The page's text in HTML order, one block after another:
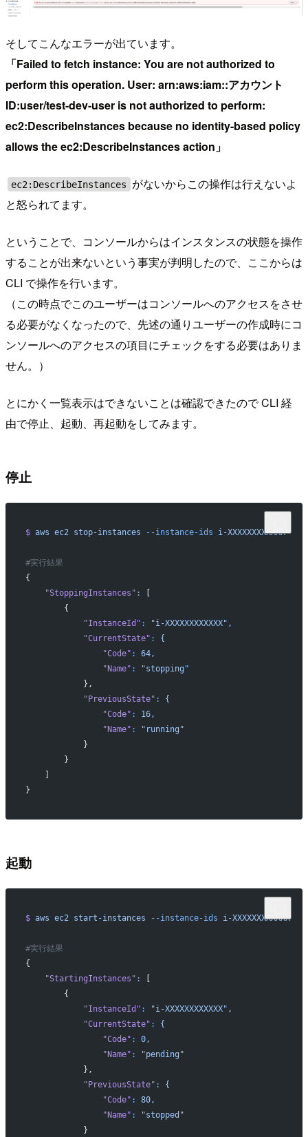
そしてこんなエラーが出ています。
「Failed to fetch instance: You are not authorized to
perform this operation. User: arn:aws:iam::アカウント
ID:user/test-dev-user is not authorized to perform:
ec2:DescribeInstances because no identity-based policy
allows the ec2:DescribeInstances action」
ec2:DescribeInstances
がないからこの操作は行えないよ
と怒られてます。
ということで、コンソールからはインスタンスの状態を操作
することが出来ないという事実が判明したので、ここからは
CLI で操作を行います。
（この時点でこのユーザーはコンソールへのアクセスをさせ
る必要がなくなったので、先述の通りユーザーの作成時にコ
ンソールへのアクセスの項目にチェックをする必要はありま
せん。）
とにかく一覧表示はできないことは確認できたので CLI 経
由で停止、起動、再起動をしてみます。
停止
$ aws ec2 stop-instances --instance-ids i-XXXXXXXXXXXX
#実行結果
{
    "StoppingInstances"
:
        {
            "InstanceId"
:
"i-XXXXXXXXXXXX",
            "CurrentState"
:
{
                "Code"
:
64,
                "Name"
:
"stopping"
            },
            "PreviousState"
:
{
                "Code"
:
16,
                "Name"
:
"running"
            }
        }
}
起動
$ aws ec2 start-instances --instance-ids i-XXXXXXXXXXXX
#実行結果
{
    "StartingInstances"
:
        {
            "InstanceId"
:
"i-XXXXXXXXXXXX",
            "CurrentState"
:
{
                "Code"
:
0,
                "Name"
:
"pending"
            },
            "PreviousState"
:
{
                "Code"
:
80,
                "Name"
:
"stopped"
            }